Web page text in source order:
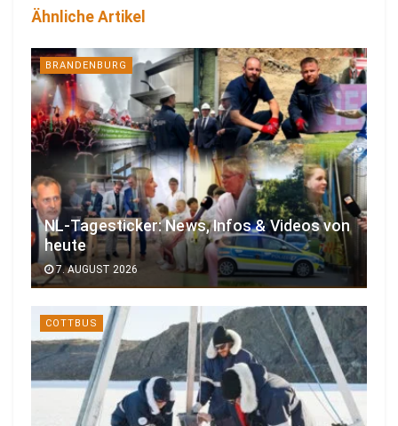
Ähnliche Artikel
BRANDENBURG
NL-Tagesticker: News, Infos & Videos von
heute
7. AUGUST 2026
COTTBUS